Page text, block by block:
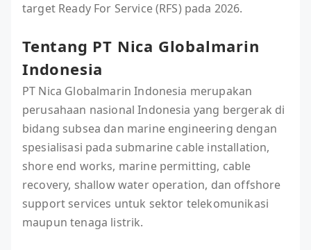
target Ready For Service (RFS) pada 2026.
Tentang PT Nica Globalmarin
Indonesia
PT Nica Globalmarin Indonesia merupakan
perusahaan nasional Indonesia yang bergerak di
bidang subsea dan marine engineering dengan
spesialisasi pada submarine cable installation,
shore end works, marine permitting, cable
recovery, shallow water operation, dan offshore
support services untuk sektor telekomunikasi
maupun tenaga listrik.